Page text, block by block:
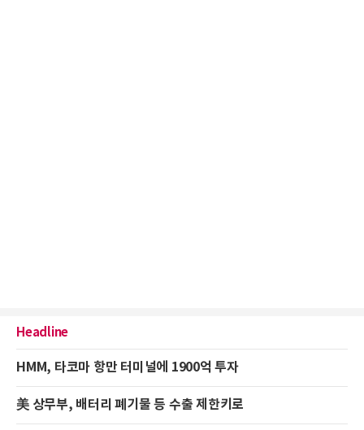
Headline
HMM, 타코마 항만 터미널에 1900억 투자
美 상무부, 배터리 폐기물 등 수출 제한키로